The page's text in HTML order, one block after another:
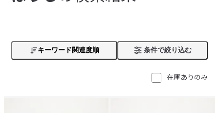
ア キーワード関連度順 条件で絞り込む
在庫ありのみ